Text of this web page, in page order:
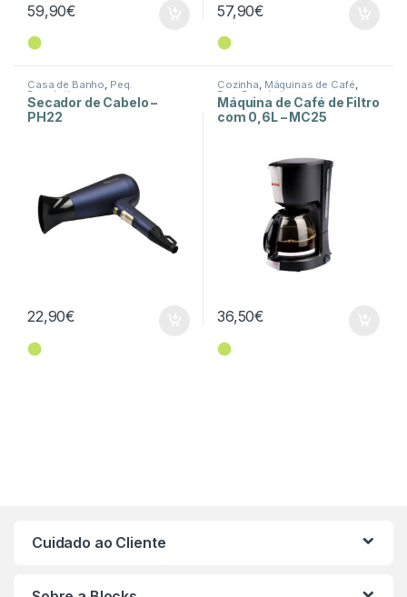
59,90€
⬤
57,90€
⬤
Casa de Banho, Peq.
Domésticos
Secador de Cabelo –
PH22
22,90€
⬤
Cozinha, Máquinas de Café,
Peq. Domésticos
Máquina de Café de Filtro
com 0,6L – MC25
36,50€
⬤
Cuidado ao Cliente